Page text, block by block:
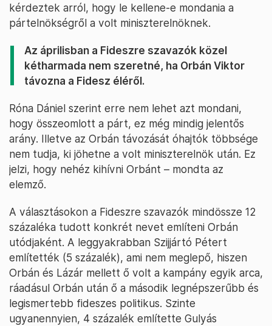
kérdeztek arról, hogy le kellene-e mondania a
pártelnökségről a volt miniszterelnöknek.
Az áprilisban a Fideszre szavazók közel
kétharmada nem szeretné, ha Orbán Viktor
távozna a Fidesz éléről.
Róna Dániel szerint erre nem lehet azt mondani,
hogy összeomlott a párt, ez még mindig jelentős
arány. Illetve az Orbán távozását óhajtók többsége
nem tudja, ki jöhetne a volt miniszterelnök után. Ez
jelzi, hogy nehéz kihívni Orbánt – mondta az
elemző.
A választásokon a Fideszre szavazók mindössze 12
százaléka tudott konkrét nevet említeni Orbán
utódjaként. A leggyakrabban Szijjártó Pétert
említették (5 százalék), ami nem meglepő, hiszen
Orbán és Lázár mellett ő volt a kampány egyik arca,
ráadásul Orbán után ő a második legnépszerűbb és
legismertebb fideszes politikus. Szinte
ugyanennyien, 4 százalék említette Gulyás